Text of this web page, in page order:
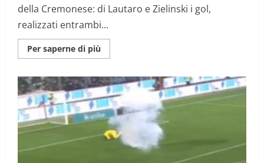
della Cremonese: di Lautaro e Zielinski i gol,
realizzati entrambi...
Per saperne di più
informazioni
col
pilota
automatico
a
Cremona:
2-
0
in
scioltezza